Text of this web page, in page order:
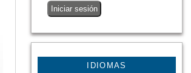
IDIOMAS